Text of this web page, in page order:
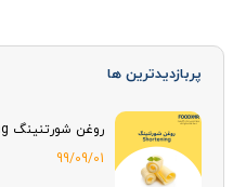
پربازدیدترین ها
روغن شورتنینگ Shortening
99/09/01